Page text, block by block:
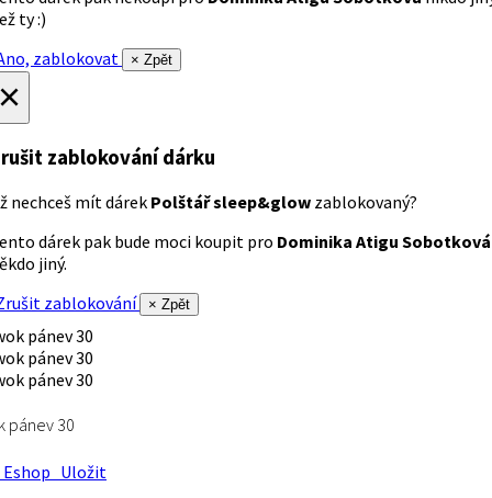
ty :)
zablokovat
× Zpět
zablokování dárku
nechceš mít dárek Polštář sleep&glow zablokovaný?
dárek pak bude moci koupit pro Dominika Atigu Sobotková
jiný.
zablokování
× Zpět
pánev 30
Uložit